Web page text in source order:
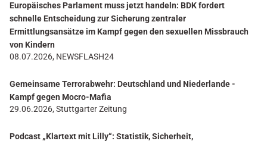
Europäisches Parlament muss jetzt handeln: BDK fordert
schnelle Entscheidung zur Sicherung zentraler
Ermittlungsansätze im Kampf gegen den sexuellen Missbrauch
von Kindern
08.07.2026, NEWSFLASH24
Gemeinsame Terrorabwehr: Deutschland und Niederlande -
Kampf gegen Mocro-Mafia
29.06.2026, Stuttgarter Zeitung
Podcast „Klartext mit Lilly“: Statistik, Sicherheit,